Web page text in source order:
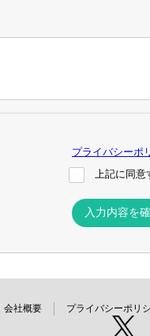
プライバシーポ
上記に同意
入力内容を
会社概要 プライバシーポリ